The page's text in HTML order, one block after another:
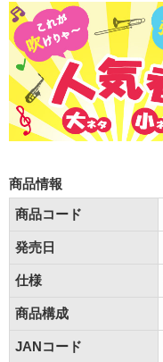
商品情報
商品コード
発売日
仕様
商品構成
JANコード